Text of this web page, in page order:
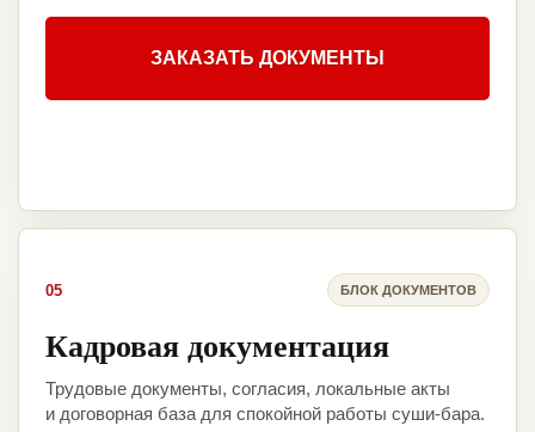
ЗАКАЗАТЬ ДОКУМЕНТЫ
05 БЛОК ДОКУМЕНТОВ
Кадровая документация
Трудовые документы, согласия, локальные акты
и договорная база для спокойной работы суши-бара.